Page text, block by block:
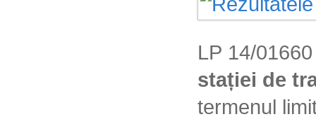
LP 14/
stației de
termenul